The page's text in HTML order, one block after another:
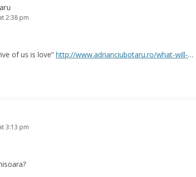
2:38 pm
of us is love” http://www.adrianciubotaru.ro/what-will-…
3:13 pm